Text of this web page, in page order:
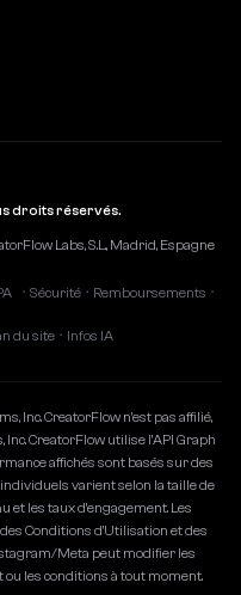
droits réservés.
Labs, S.L., Madrid, Espagne
• Sécurité • Remboursements •
du site • Infos IA
Inc. CreatorFlow n'est pas affilié,
CreatorFlow utilise l'API Graph
affichés sont basés sur des
varient selon la taille de
et les taux d'engagement. Les
Conditions d'Utilisation et des
Meta peut modifier les
les conditions à tout moment.